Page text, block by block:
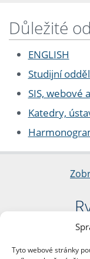
Tyto webové stránky
Důležité
ENGLISH
Studijní
SIS, webové
Katedry,